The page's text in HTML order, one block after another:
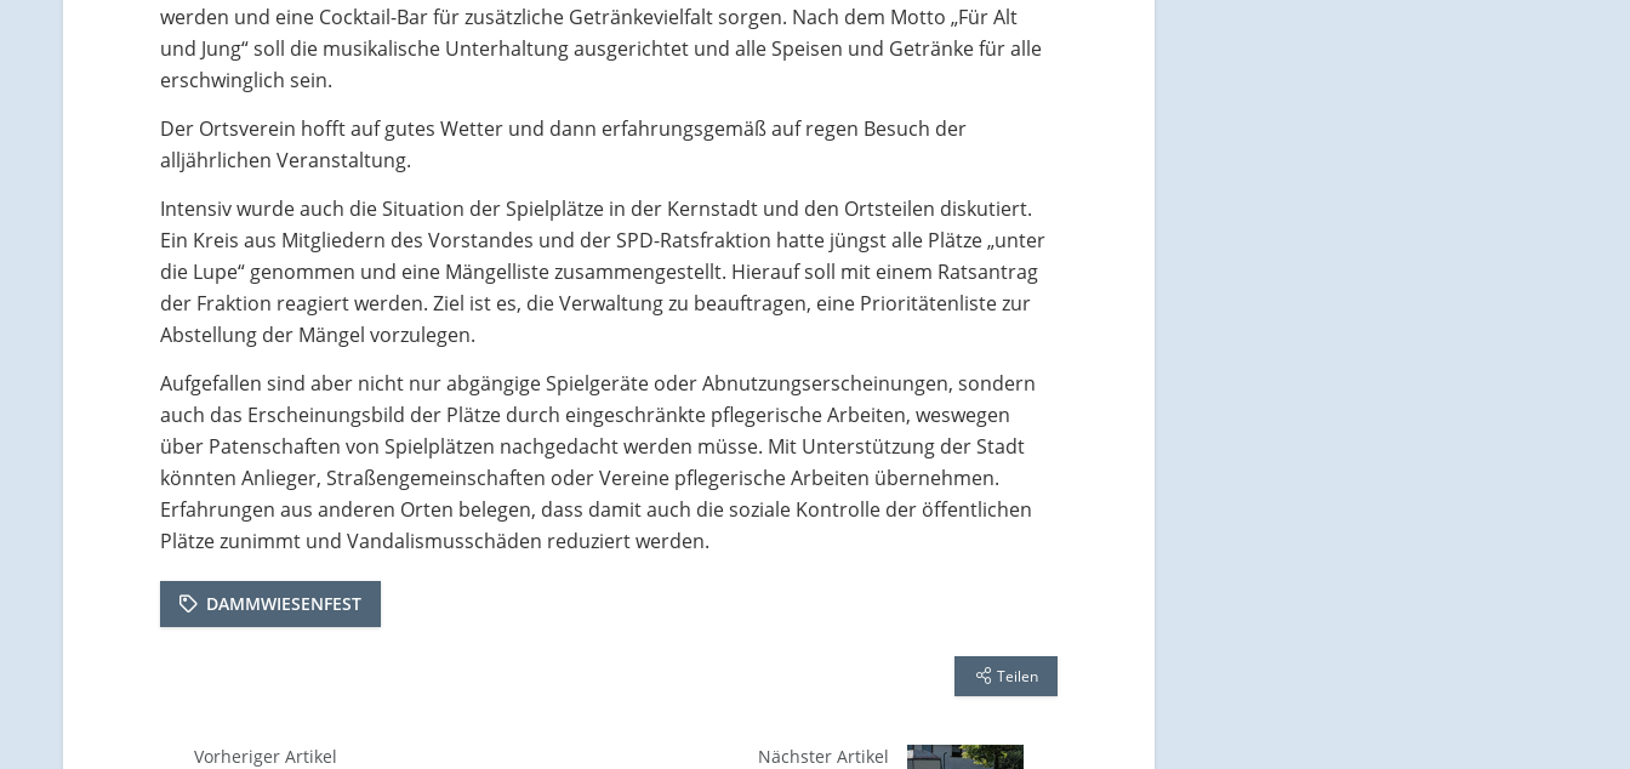
werden und eine Cocktail-Bar für zusätzliche Getränkevielfalt sorgen. Nach dem Motto „Für Alt
und Jung“ soll die musikalische Unterhaltung ausgerichtet und alle Speisen und Getränke für alle
erschwinglich sein.
Der Ortsverein hofft auf gutes Wetter und dann erfahrungsgemäß auf regen Besuch der
alljährlichen Veranstaltung.
Intensiv wurde auch die Situation der Spielplätze in der Kernstadt und den Ortsteilen diskutiert.
Ein Kreis aus Mitgliedern des Vorstandes und der SPD-Ratsfraktion hatte jüngst alle Plätze „unter
die Lupe“ genommen und eine Mängelliste zusammengestellt. Hierauf soll mit einem Ratsantrag
der Fraktion reagiert werden. Ziel ist es, die Verwaltung zu beauftragen, eine Prioritätenliste zur
Abstellung der Mängel vorzulegen.
Aufgefallen sind aber nicht nur abgängige Spielgeräte oder Abnutzungserscheinungen, sondern
auch das Erscheinungsbild der Plätze durch eingeschränkte pflegerische Arbeiten, weswegen
über Patenschaften von Spielplätzen nachgedacht werden müsse. Mit Unterstützung der Stadt
könnten Anlieger, Straßengemeinschaften oder Vereine pflegerische Arbeiten übernehmen.
Erfahrungen aus anderen Orten belegen, dass damit auch die soziale Kontrolle der öffentlichen
Plätze zunimmt und Vandalismusschäden reduziert werden.
DAMMWIESENFEST
Teilen
Vorheriger Artikel Nächster Artikel